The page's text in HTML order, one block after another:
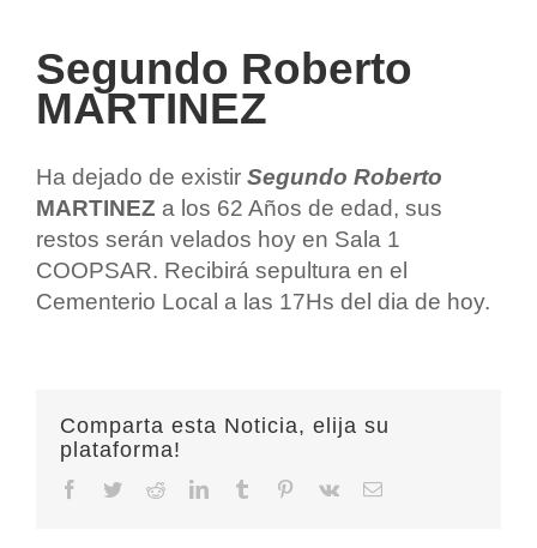
Segundo Roberto
MARTINEZ
Ha dejado de existir Segundo Roberto
MARTINEZ a los 62 Años de edad, sus
restos serán velados hoy en Sala 1
COOPSAR. Recibirá sepultura en el
Cementerio Local a las 17Hs del dia de hoy.
Comparta esta Noticia, elija su
plataforma!
Facebook
TwitterRedditLinkedInTumblr Pinterest
Vk Email